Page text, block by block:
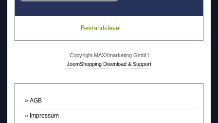
AGB
Impressum
Bestandslevel
Copyright MAXXmarketing GmbH
JoomShopping Download & Support